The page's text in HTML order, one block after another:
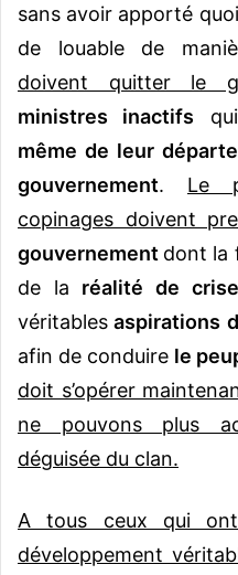
sans avoir apporté
de louable de
doivent quitter le
ministres inactifs
même de leur
gouvernement. Le
copinages doivent
gouvernement dont la
de la réalité de
véritables aspirations
afin de conduire le
doit s’opérer
ne pouvons plus
déguisée du clan.
A tous ceux qui
développement